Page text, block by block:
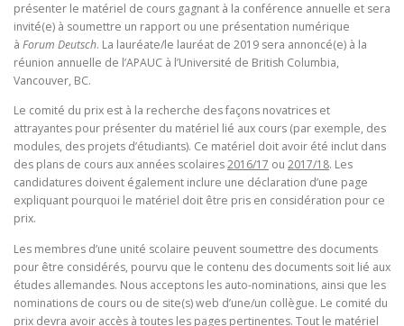
présenter le matériel de cours gagnant à la conférence annuelle et sera
invité(e) à soumettre un rapport ou une présentation numérique
à Forum Deutsch. La lauréate/le lauréat de 2019 sera annoncé(e) à la
réunion annuelle de l’APAUC à l’Université de British Columbia,
Vancouver, BC.
Le comité du prix est à la recherche des façons novatrices et
attrayantes pour présenter du matériel lié aux cours (par exemple, des
modules, des projets d’étudiants). Ce matériel doit avoir été inclut dans
des plans de cours aux années scolaires2016/17 ou 2017/18. Les
candidatures doivent également inclure une déclaration d’une page
expliquant pourquoi le matériel doit être pris en considération pour ce
prix.
Les membres d’une unité scolaire peuvent soumettre des documents
pour être considérés, pourvu que le contenu des documents soit lié aux
études allemandes. Nous acceptons les auto-nominations, ainsi que les
nominations de cours ou de site(s) web d’une/un collègue. Le comité du
prix devra avoir accès à toutes les pages pertinentes. Tout le matériel